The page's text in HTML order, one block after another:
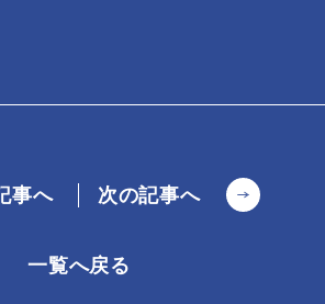
事へ 次の記事へ
一覧へ戻る